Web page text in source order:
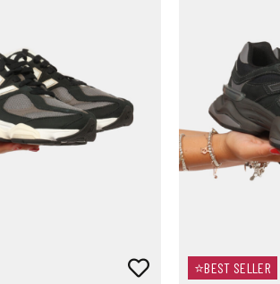
⭐BEST SELLER